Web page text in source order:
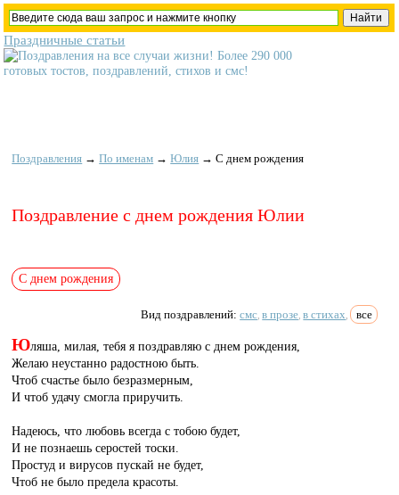
Праздничные статьи
Поздравления →По именам →Юлия →С днем рождения
Поздравление с днем рождения Юлии
С днем рождения
Вид поздравлений:смс, в прозе, в стихах, все
Юляша, милая, тебя я поздравляю с днем рождения,
Желаю неустанно радостною быть.
Чтоб счастье было безразмерным,
И чтоб удачу смогла приручить.
Надеюсь, что любовь всегда с тобою будет,
И не познаешь серостей тоски.
Простуд и вирусов пускай не будет,
Чтоб не было предела красоты.